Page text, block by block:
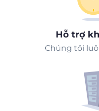
Hỗ trợ
Chúng tôi